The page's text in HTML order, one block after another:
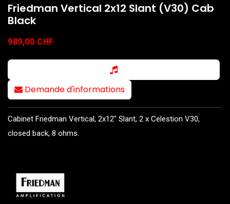
Friedman Vertical 2x12 Slant (V30) Cab
Black
989,00 CHF
Demande d'informations
Cabinet Friedman Vertical, 2x12" Slant, 2 x Celestion V30,
closed back, 8 ohms.